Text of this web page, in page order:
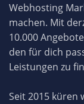
Webhosting
machen. Mit
10.000
den für dich
Leistungen zu
Seit 2015 küren